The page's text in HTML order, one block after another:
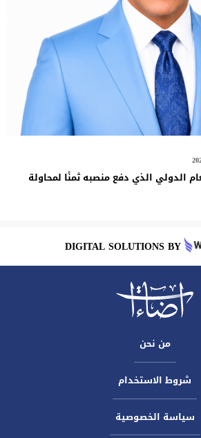
الدولي الذي دفع منصبه ثمنًا لمحاولة
DIGITAL SOLUTIONS BY
من نحن
شروط الاستخدام
سياسة الخصوصية